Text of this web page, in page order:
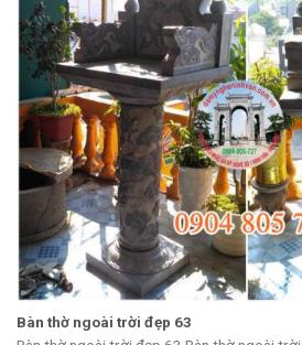
Bàn thờ ngoài trời đẹp 63